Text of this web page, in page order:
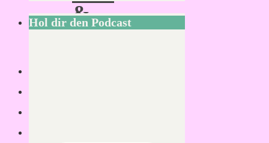
&-
Paper
Hol dir den Podcast